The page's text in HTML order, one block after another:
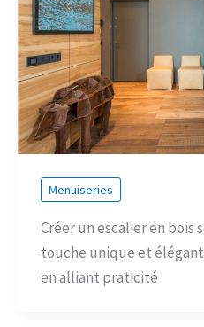
Menuiseries
Créer un escalier en bois
touche unique et
en alliant praticité